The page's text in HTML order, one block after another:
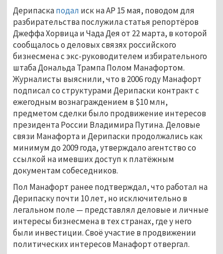
Дерипаскаподал иск на AP 15 мая, поводом для
разбирательства послужила статья репортёров
Джеффа Хорвица и Чада Дея от 22 марта, в которой
сообщалось о деловых связях российского
бизнесмена с экс-руководителем избирательного
штаба Дональда Трампа Полом Манафортом.
Журналисты выяснили, что в 2006 году Манафорт
подписал со структурами Дерипаски контракт с
ежегодным вознаграждением в $10 млн,
предметом сделки было продвижение интересов
президента России Владимира Путина. Деловые
связи Манафорта и Дерипаски продолжались как
минимум до 2009 года, утверждало агентство со
ссылкой на имевших доступ к платёжным
документам собеседников.
Пол Манафорт ранее подтверждал, что работал на
Дерипаску почти 10 лет, но исключительно в
легальном поле — представлял деловые и личные
интересы бизнесмена в тех странах, где у него
были инвестиции. Своё участие в продвижении
политических интересов Манафорт отвергал.